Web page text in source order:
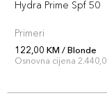
Hydra Prime Spf 50
Primeri
122,00 KM / Blonde
Osnovna cijena